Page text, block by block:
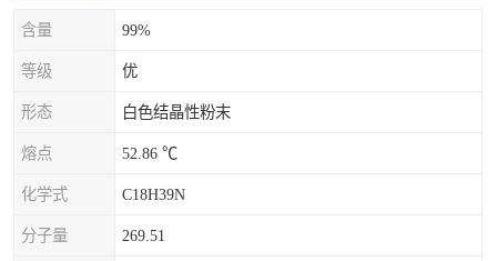
含量 99%
等级 优
形态 白色结晶性粉末
熔点 52.86 ℃
化学式 C18H39N
分子量 269.51